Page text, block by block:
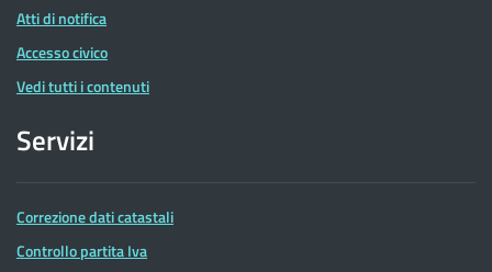
Atti di notifica
Accesso civico
Vedi tutti i contenuti
Servizi
Correzione dati catastali
Controllo partita Iva